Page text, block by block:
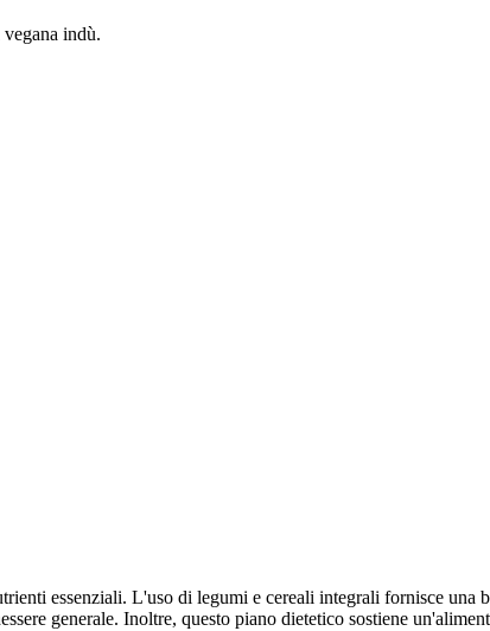
indù.
essenziali. L'uso di legumi e cereali integrali fornisce una
generale. Inoltre, questo piano dietetico sostiene